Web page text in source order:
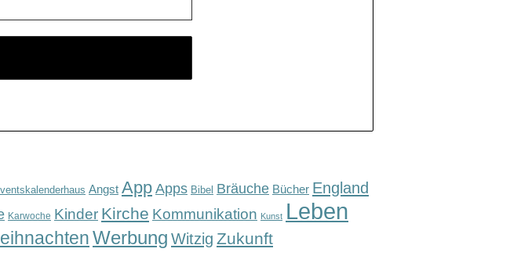
Angst App Apps Bibel Bräuche Bücher England
Karwoche Kinder Kirche Kommunikation Kunst Leben
Werbung Witzig Zukunft